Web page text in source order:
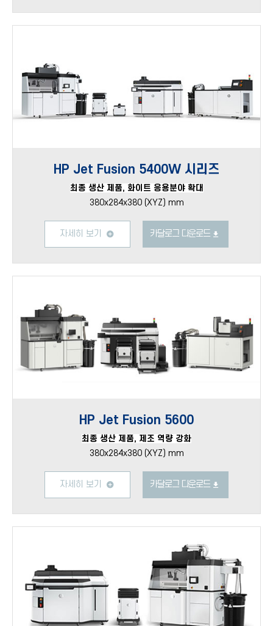
HP Jet Fusion 5400W 시리즈
최종 생산 제품, 화이트 응용분야 확대
380x284x380 (XYZ) mm
자세히 보기 카달로그 다운로드
HP Jet Fusion 5600
최종 생산 제품, 제조 역량 강화
380x284x380 (XYZ) mm
자세히 보기 카달로그 다운로드